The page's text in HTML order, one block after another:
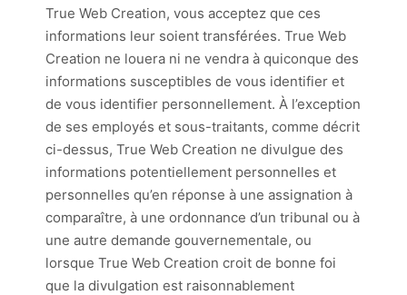
True Web Creation, vous acceptez que ces
informations leur soient transférées. True Web
Creation ne louera ni ne vendra à quiconque des
informations susceptibles de vous identifier et
de vous identifier personnellement. À l’exception
de ses employés et sous-traitants, comme décrit
ci-dessus, True Web Creation ne divulgue des
informations potentiellement personnelles et
personnelles qu’en réponse à une assignation à
comparaître, à une ordonnance d’un tribunal ou à
une autre demande gouvernementale, ou
lorsque True Web Creation croit de bonne foi
que la divulgation est raisonnablement